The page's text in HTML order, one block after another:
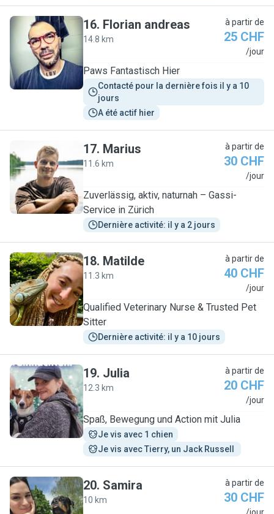
F
16. Florian andreas
14.8 km
à partir de
25 CHF
/jour
Paws Fantastisch Hier
Contacté pour la dernière fois il y a 10
jours
A été actif hier
M
17. Marius
11.6 km
à partir de
30 CHF
/jour
Zuverlässig, aktiv, naturnah – Gassi-
Service in Zürich
Dernière activité: il y a 2 jours
M
18. Matilde
11.3 km
à partir de
40 CHF
/jour
Qualified Veterinary Nurse & Trusted Pet
Sitter
Dernière activité: il y a 10 jours
J
19. Julia
12.3 km
à partir de
20 CHF
/jour
Spaß, Bewegung und Action mit Julia
Je vis avec 1 chien
Je vis avec Tierry, un Jack Russell
20. Samira
10 km
à partir de
30 CHF